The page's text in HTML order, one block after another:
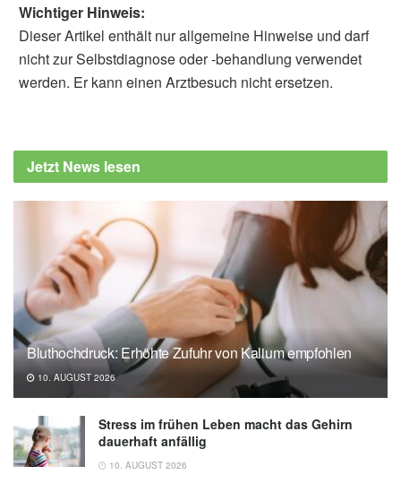
Wichtiger Hinweis:
Dieser Artikel enthält nur allgemeine Hinweise und darf
nicht zur Selbstdiagnose oder -behandlung verwendet
werden. Er kann einen Arztbesuch nicht ersetzen.
Jetzt News lesen
Bluthochdruck: Erhöhte Zufuhr von Kalium empfohlen
10. AUGUST 2026
Stress im frühen Leben macht das Gehirn
dauerhaft anfällig
10. AUGUST 2026